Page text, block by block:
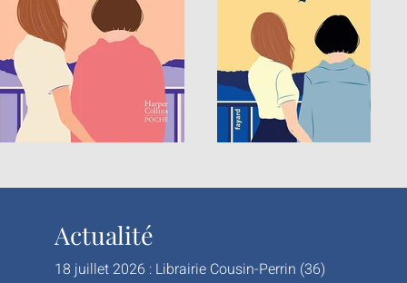
Actualité
18 juillet 2026 : Librairie Cousin-Perrin (36)